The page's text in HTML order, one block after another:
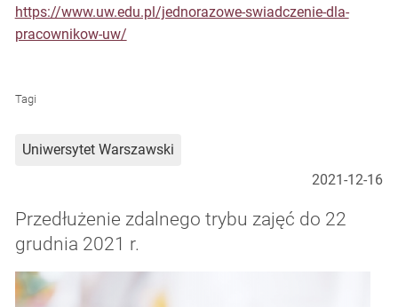
https://www.uw.edu.pl/jednorazowe-swiadczenie-dla-
pracownikow-uw/
Tagi
Uniwersytet Warszawski
2021-12-16
Przedłużenie zdalnego trybu zajęć do 22
grudnia 2021 r.